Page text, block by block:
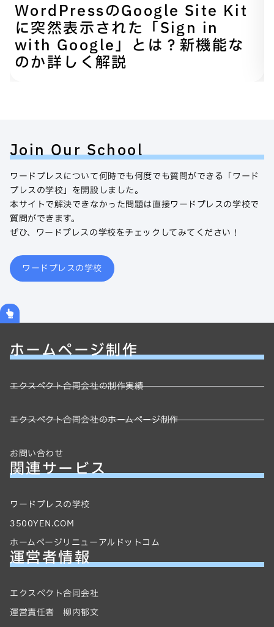
WordPressのGoogle Site Kit
に突然表示された「Sign in
with Google」とは？新機能な
のか詳しく解説
Join Our School
ワードプレスについて何時でも何度でも質問ができる「ワード
プレスの学校」を開設しました。
本サイトで解決できなかった問題は直接ワードプレスの学校で
質問ができます。
ぜひ、ワードプレスの学校をチェックしてみてください！
ワードプレスの学校
ホームページ制作
エクスペクト合同会社の制作実績
エクスペクト合同会社のホームページ制作
お問い合わせ
関連サービス
ワードプレスの学校
3500YEN.COM
ホームページリニューアルドットコム
運営者情報
エクスペクト合同会社
運営責任者 柳内郁文